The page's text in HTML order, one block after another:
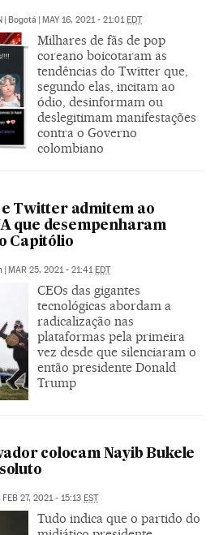
| Bogotá | MAY 16, 2021 - 21:01EDT
Milhares de fãs de pop
coreano boicotaram as
tendências do Twitter que,
segundo elas, incitam ao
ódio, desinformam ou
deslegitimam manifestações
contra o Governo
colombiano
e Twitter admitem ao
que desempenharam
Capitólio
| MAR 25, 2021 - 21:41EDT
CEOs das gigantes
tecnológicas abordam a
radicalização nas
plataformas pela primeira
vez desde que silenciaram o
então presidente Donald
Trump
colocam Nayib Bukele
FEB 27, 2021 - 15:13 EST
Tudo indica que o partido do